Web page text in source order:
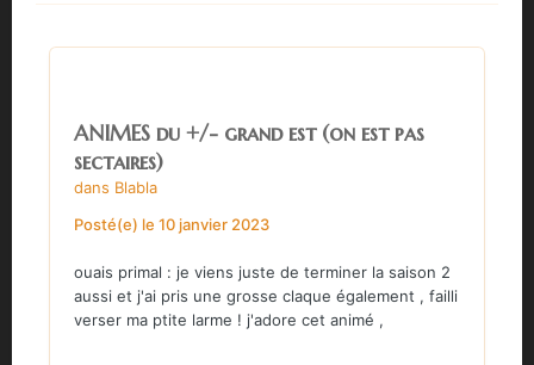
ANIMES du +/- grand est (on est pas
sectaires)
dans Blabla
Posté(e) le 10 janvier 2023
ouais primal : je viens juste de terminer la saison 2
aussi et j'ai pris une grosse claque également , failli
verser ma ptite larme ! j'adore cet animé ,